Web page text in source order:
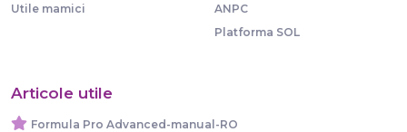
Utile mamici
ANPC
Platforma SOL
Articole utile
Formula Pro Advanced-manual-RO